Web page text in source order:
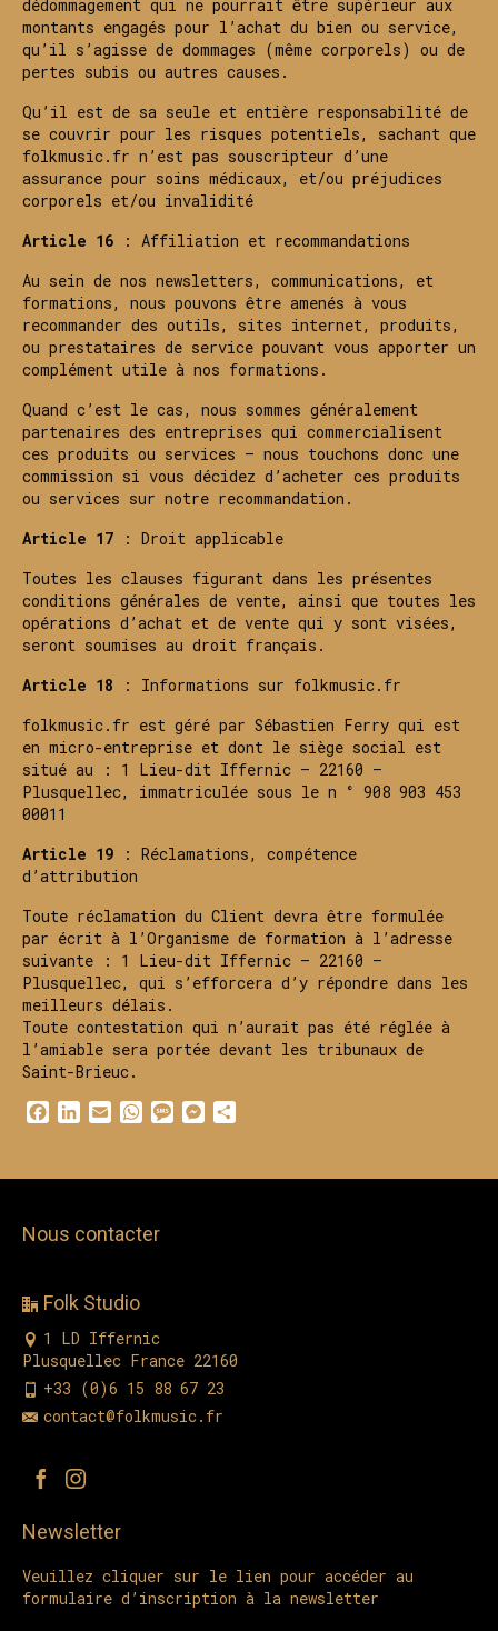
dédommagement qui ne pourrait être supérieur aux
montants engagés pour l’achat du bien ou service,
qu’il s’agisse de dommages (même corporels) ou de
pertes subis ou autres causes.
Qu’il est de sa seule et entière responsabilité de
se couvrir pour les risques potentiels, sachant que
folkmusic.fr n’est pas souscripteur d’une
assurance pour soins médicaux, et/ou préjudices
corporels et/ou invalidité
Article 16 : Affiliation et recommandations
Au sein de nos newsletters, communications, et
formations, nous pouvons être amenés à vous
recommander des outils, sites internet, produits,
ou prestataires de service pouvant vous apporter un
complément utile à nos formations.
Quand c’est le cas, nous sommes généralement
partenaires des entreprises qui commercialisent
ces produits ou services – nous touchons donc une
commission si vous décidez d’acheter ces produits
ou services sur notre recommandation.
Article 17 : Droit applicable
Toutes les clauses figurant dans les présentes
conditions générales de vente, ainsi que toutes les
opérations d’achat et de vente qui y sont visées,
seront soumises au droit français.
Article 18 : Informations sur folkmusic.fr
folkmusic.fr est géré par Sébastien Ferry qui est
en micro-entreprise et dont le siège social est
situé au : 1 Lieu-dit Iffernic – 22160 –
Plusquellec, immatriculée sous le n ° 908 903 453
00011
Article 19 : Réclamations, compétence
d’attribution
Toute réclamation du Client devra être formulée
par écrit à l’Organisme de formation à l’adresse
suivante : 1 Lieu-dit Iffernic – 22160 –
Plusquellec, qui s’efforcera d’y répondre dans les
meilleurs délais.
Toute contestation qui n’aurait pas été réglée à
l’amiable sera portée devant les tribunaux de
Saint-Brieuc.
Facebook
LinkedIn
EmailWhatsApp
MessageMessenger
Nous contacter
Folk Studio
1 LD Iffernic
Plusquellec France 22160
+33 (0)6 15 88 67 23
contact@folkmusic.fr
Newsletter
Veuillez cliquer sur le lien pour accéder au
formulaire d’inscription à la newsletter